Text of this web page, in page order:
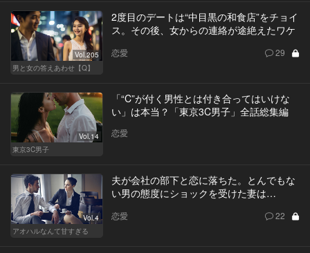
Vol.205
男と女の答えあわせ【Q】
2度目のデートは“中目黒の和食店”をチョイ
ス。その後、女からの連絡が途絶えたワケ
恋愛 29
Vol.14
東京3C男子
「“C”が付く男性とは付き合ってはいけな
い」は本当？「東京3C男子」全話総集編
恋愛
Vol.4
アオハルなんて甘すぎる
夫が会社の部下と恋に落ちた。とんでもな
い男の態度にショックを受けた妻は…
恋愛 22